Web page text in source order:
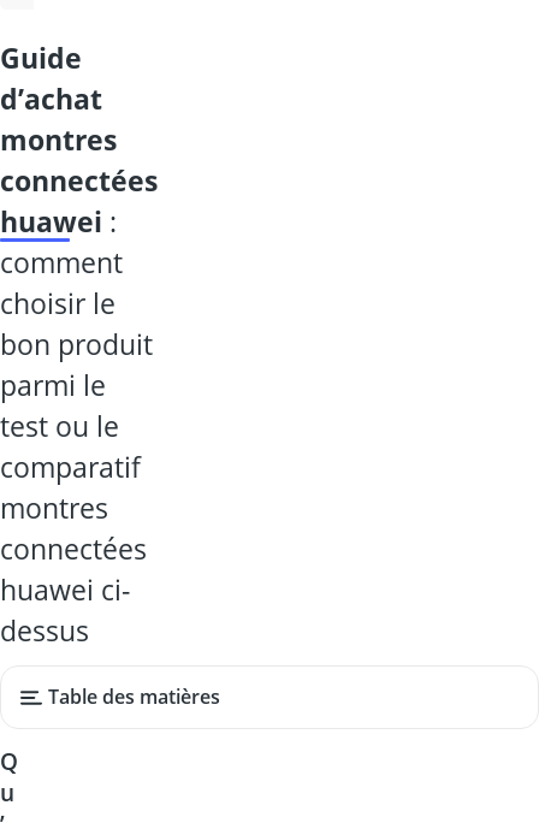
guide
d’achat
montres
connectées
huawei :
comment
choisir le
bon produit
parmi le
test ou le
comparatif
montres
connectées
huawei ci-
dessus
Table des matières
Q
u